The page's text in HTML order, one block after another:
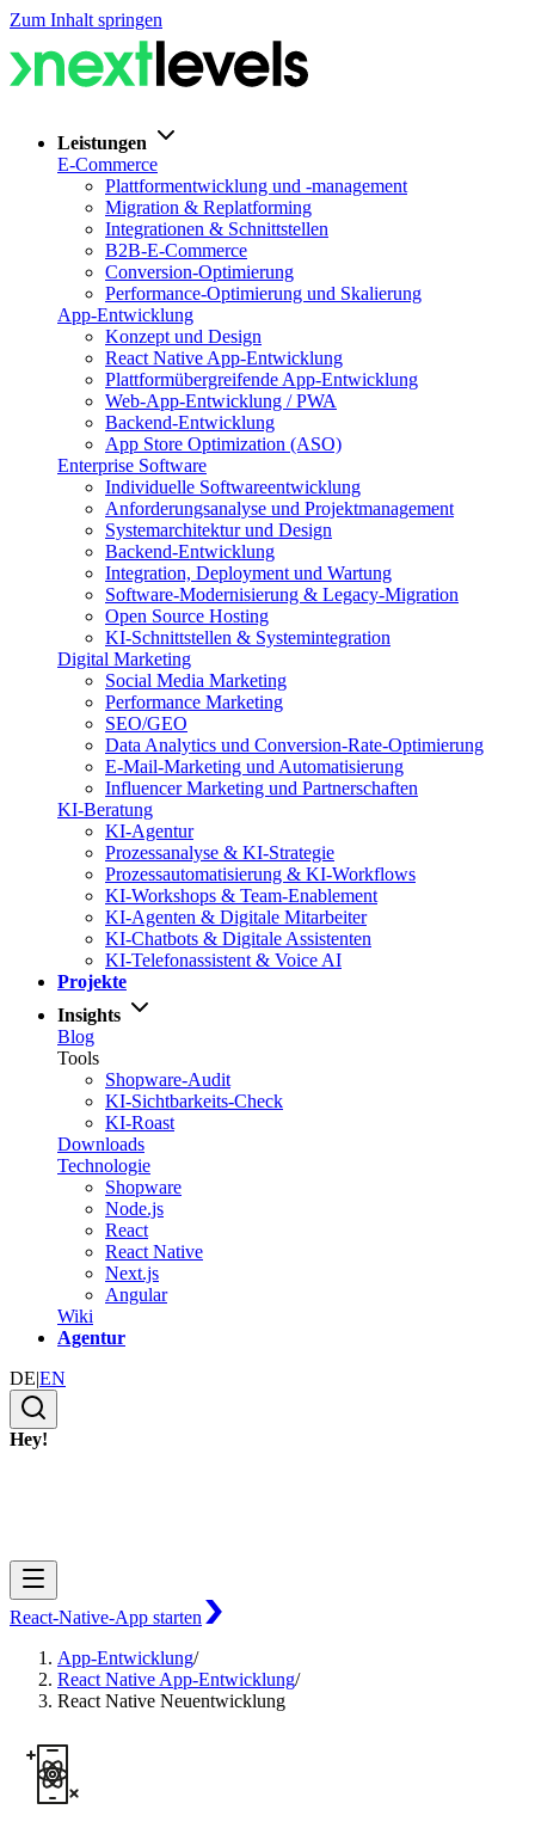
Zum Inhalt springen
Leistungen
E-Commerce
Plattformentwicklung und -management
Migration & Replatforming
Integrationen & Schnittstellen
B2B-E-Commerce
Conversion-Optimierung
Performance-Optimierung und Skalierung
App-Entwicklung
Konzept und Design
React Native App-Entwicklung
Plattformübergreifende App-Entwicklung
Web-App-Entwicklung / PWA
Backend-Entwicklung
App Store Optimization (ASO)
Enterprise Software
Individuelle Softwareentwicklung
Anforderungsanalyse und Projektmanagement
Systemarchitektur und Design
Backend-Entwicklung
Integration, Deployment und Wartung
Software-Modernisierung & Legacy-Migration
Open Source Hosting
KI-Schnittstellen & Systemintegration
Digital Marketing
Social Media Marketing
Performance Marketing
SEO/GEO
Data Analytics und Conversion-Rate-Optimierung
E-Mail-Marketing und Automatisierung
Influencer Marketing und Partnerschaften
KI-Beratung
KI-Agentur
Prozessanalyse & KI-Strategie
Prozessautomatisierung & KI-Workflows
KI-Workshops & Team-Enablement
KI-Agenten & Digitale Mitarbeiter
KI-Chatbots & Digitale Assistenten
KI-Telefonassistent & Voice AI
Projekte
Insights
Blog
Tools
Shopware-Audit
KI-Sichtbarkeits-Check
KI-Roast
Downloads
Technologie
Shopware
Node.js
React
React Native
Next.js
Angular
Wiki
Agentur
DE|EN
Hey!
React-Native-App starten
App-Entwicklung/
React Native App-Entwicklung/
React Native Neuentwicklung